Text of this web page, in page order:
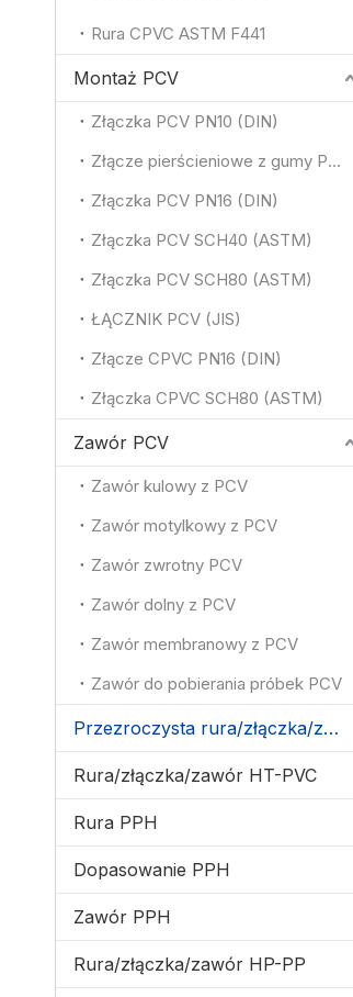
Rura CPVC ASTM F441
Montaż PCV
Złączka PCV PN10 (DIN)
Złącze pierścieniowe z gumy PCV (DIN)
Złączka PCV PN16 (DIN)
Złączka PCV SCH40 (ASTM)
Złączka PCV SCH80 (ASTM)
ŁĄCZNIK PCV (JIS)
Złącze CPVC PN16 (DIN)
Złączka CPVC SCH80 (ASTM)
Zawór PCV
Zawór kulowy z PCV
Zawór motylkowy z PCV
Zawór zwrotny PCV
Zawór dolny z PCV
Zawór membranowy z PCV
Zawór do pobierania próbek PCV
Przezroczysta rura/złączka/zawór z PVC
Rura/złączka/zawór HT-PVC
Rura PPH
Dopasowanie PPH
Zawór PPH
Rura/złączka/zawór HP-PP